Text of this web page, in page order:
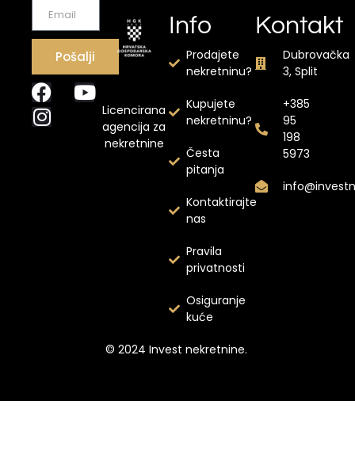
Pošalji
Licencirana
agencija za
nekretnine
Info
Prodajete
nekretninu?
Kupujete
nekretninu?
Česta
pitanja
Kontaktirajte
nas
Pravila
privatnosti
Osiguranje
kuće
Kontakt
Dubrovačka
3, Split
+385
95
198
5973
© 2024 Invest nekretnine.